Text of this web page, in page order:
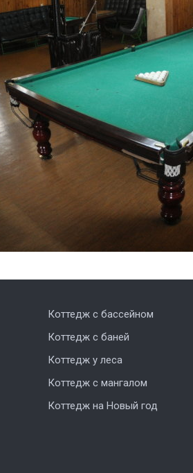
Коттедж с бассейном
Коттедж с баней
Коттедж у леса
Коттедж с мангалом
Коттедж на Новый год